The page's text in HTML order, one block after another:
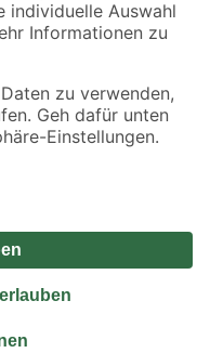
Angebote sind unter
Verfügbarkeiten beziehen
Artikel mit Speditionsversand, hier
Vertrag widerrufen